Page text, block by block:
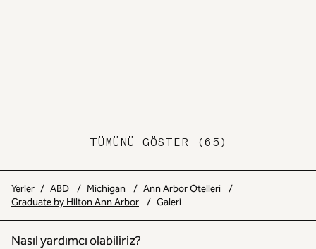
TÜMÜNÜ GÖSTER (65)
Yerler / ABD / Michigan / Ann Arbor Otelleri
/
Graduate by Hilton Ann Arbor
/ Galeri
Nasıl yardımcı olabiliriz?